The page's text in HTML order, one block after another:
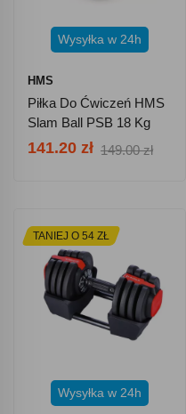
Wysyłka w 24h
HMS
Piłka Do Ćwiczeń HMS
Slam Ball PSB 18 Kg
141.20 zł 149.00 zł
TANIEJ O 54 ZŁ
Wysyłka w 24h